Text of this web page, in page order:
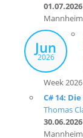
Jun
2026
Week
C# 14:
Thomas
Mannheim
Moderne